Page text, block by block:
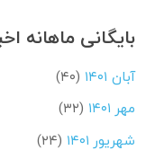
بایگانی ماهانه
آبان ۱۴۰۱
(۴۰)
مهر ۱۴۰۱
(۳۲)
شهریور ۱۴۰۱
(۲۴)